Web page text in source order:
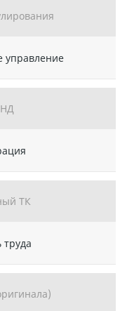
управление
ТК
труда